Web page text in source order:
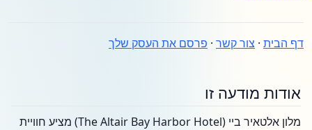
דף הבית · צור קשר · פרסם את העסק שלך
אודות מודעה זו
מלון אלטאיר ביי (The Altair Bay Harbor Hotel) מציע חוויית